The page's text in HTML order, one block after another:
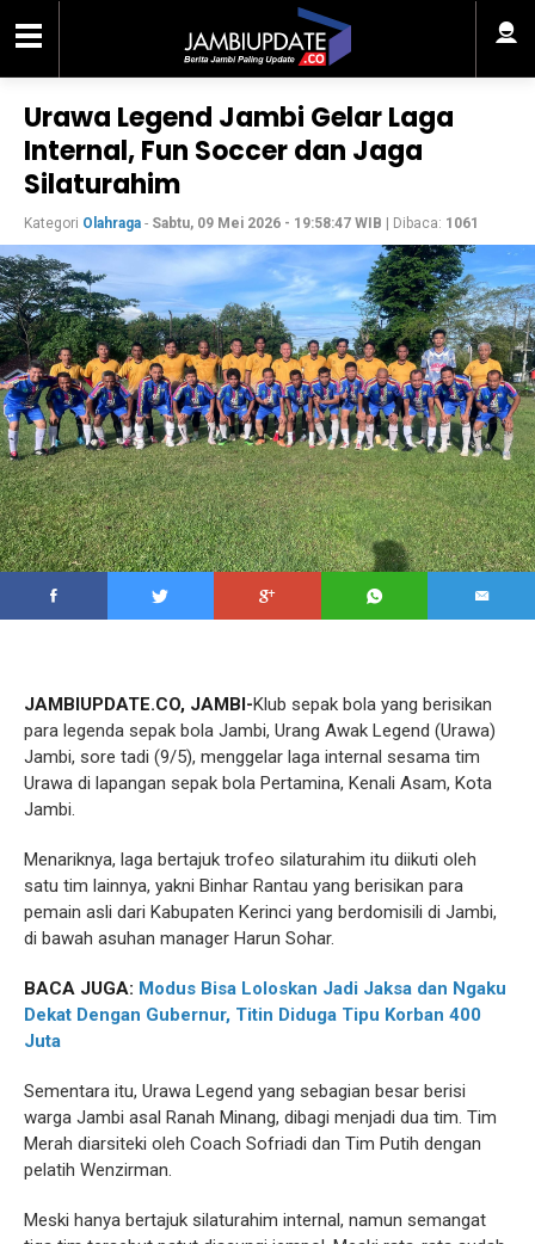
Urawa Legend Jambi Gelar Laga
Internal, Fun Soccer dan Jaga
Silaturahim
Kategori Olahraga - Sabtu, 09 Mei 2026 - 19:58:47 WIB | Dibaca: 1061
JAMBIUPDATE.CO, JAMBI-Klub sepak bola yang berisikan
para legenda sepak bola Jambi, Urang Awak Legend (Urawa)
Jambi, sore tadi (9/5), menggelar laga internal sesama tim
Urawa di lapangan sepak bola Pertamina, Kenali Asam, Kota
Jambi.
Menariknya, laga bertajuk trofeo silaturahim itu diikuti oleh
satu tim lainnya, yakni Binhar Rantau yang berisikan para
pemain asli dari Kabupaten Kerinci yang berdomisili di Jambi,
di bawah asuhan manager Harun Sohar.
BACA JUGA: Modus Bisa Loloskan Jadi Jaksa dan Ngaku
Dekat Dengan Gubernur, Titin Diduga Tipu Korban 400
Juta
Sementara itu, Urawa Legend yang sebagian besar berisi
warga Jambi asal Ranah Minang, dibagi menjadi dua tim. Tim
Merah diarsiteki oleh Coach Sofriadi dan Tim Putih dengan
pelatih Wenzirman.
Meski hanya bertajuk silaturahim internal, namun semangat